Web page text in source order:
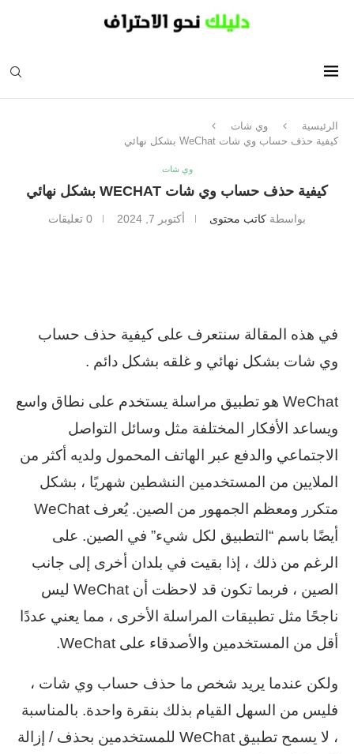
الرئيسية
وي شات
كيفية حذف حساب وي شات WeChat بشكل نهائي
وي شات
كيفية حذف حساب وي شات WECHAT بشكل نهائي
بواسطة كاتب محتوى أكتوبر 7, 2024 0 تعليقات
في هذه المقالة سنتعرف على كيفية حذف حساب
وي شات بشكل نهائي و غلقه بشكل دائم .
WeChat هو تطبيق مراسلة يستخدم على نطاق واسع
ويساعد الأفكار المختلفة مثل وسائل التواصل
الاجتماعي والدفع عبر الهاتف المحمول ولديه أكثر من
الملايين من المستخدمين النشطين شهريًا ، بشكل
متكرر ومعظم الجمهور من الصين. يُعرف WeChat
أيضًا باسم “التطبيق لكل شيء” في الصين. على
الرغم من ذلك ، إذا بقيت في بلدان أخرى إلى جانب
الصين ، فربما تكون قد لاحظت أن WeChat ليس
ناجحًا مثل تطبيقات المراسلة الأخرى ، مما يعني عددًا
أقل من المستخدمين والأصدقاء على WeChat.
ولكن عندما يريد شخص ما حذف حساب وي شات ،
فليس من السهل القيام بذلك بنقرة واحدة. بالمناسبة
، لا يسمح تطبيق WeChat للمستخدمين بحذف / إزالة